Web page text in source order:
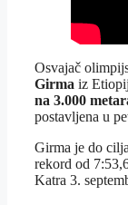
Osvajač
Girma iz
na 3.000
postavljena u
Girma je do
rekord od
Katra 3.